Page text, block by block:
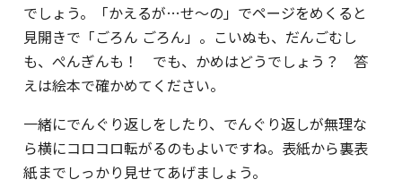
でしょう。「かえるが…せ～の」でページをめくると
見開きで「ごろん ごろん」。こいぬも、だんごむし
も、ぺんぎんも！ でも、かめはどうでしょう？ 答
えは絵本で確かめてください。
一緒にでんぐり返しをしたり、でんぐり返しが無理な
ら横にコロコロ転がるのもよいですね。表紙から裏表
紙までしっかり見せてあげましょう。